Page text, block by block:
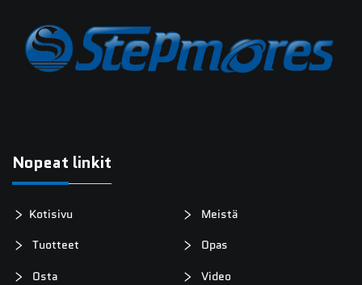
Nopeat linkit
Kotisivu
Meistä
Tuotteet
Opas
Osta
Video